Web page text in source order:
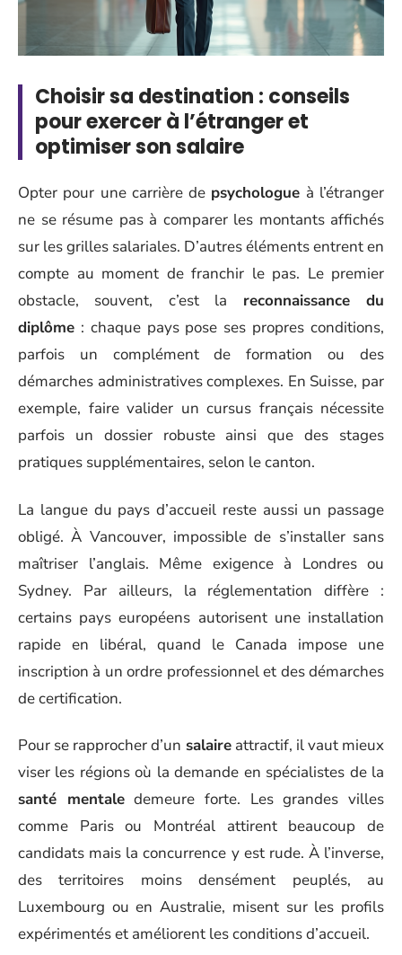
Choisir sa destination : conseils
pour exercer à l’étranger et
optimiser son salaire
Opter pour une carrière de psychologue à l’étranger
ne se résume pas à comparer les montants affichés
sur les grilles salariales. D’autres éléments entrent en
compte au moment de franchir le pas. Le premier
obstacle, souvent, c’est la reconnaissance du
diplôme : chaque pays pose ses propres conditions,
parfois un complément de formation ou des
démarches administratives complexes. En Suisse, par
exemple, faire valider un cursus français nécessite
parfois un dossier robuste ainsi que des stages
pratiques supplémentaires, selon le canton.
La langue du pays d’accueil reste aussi un passage
obligé. À Vancouver, impossible de s’installer sans
maîtriser l’anglais. Même exigence à Londres ou
Sydney. Par ailleurs, la réglementation diffère :
certains pays européens autorisent une installation
rapide en libéral, quand le Canada impose une
inscription à un ordre professionnel et des démarches
de certification.
Pour se rapprocher d’un salaireattractif, il vaut mieux
viser les régions où la demande en spécialistes de la
santé mentaledemeure forte. Les grandes villes
comme Paris ou Montréal attirent beaucoup de
candidats mais la concurrence y est rude. À l’inverse,
des territoires moins densément peuplés, au
Luxembourg ou en Australie, misent sur les profils
expérimentés et améliorent les conditions d’accueil.